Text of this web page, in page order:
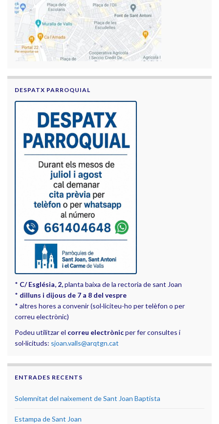
DESPATX PARROQUIAL
* C/ Església, 2,planta baixa de la rectoria de sant Joan
* dilluns i dijous de 7 a 8 del vespre
* altres hores a convenir (sol·liciteu-ho per telèfon o per
correu electrònic)
Podeu utilitzar el correu electrònicper fer consultes i
sol·licituds: sjoan.valls@arqtgn.cat
ENTRADES RECENTS
Solemnitat del naixement de Sant Joan Baptista
Estampa de Sant Joan